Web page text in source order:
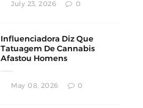
July 23, 2026 0
Influenciadora Diz Que
Tatuagem De Cannabis
Afastou Homens
May 08, 2026 0